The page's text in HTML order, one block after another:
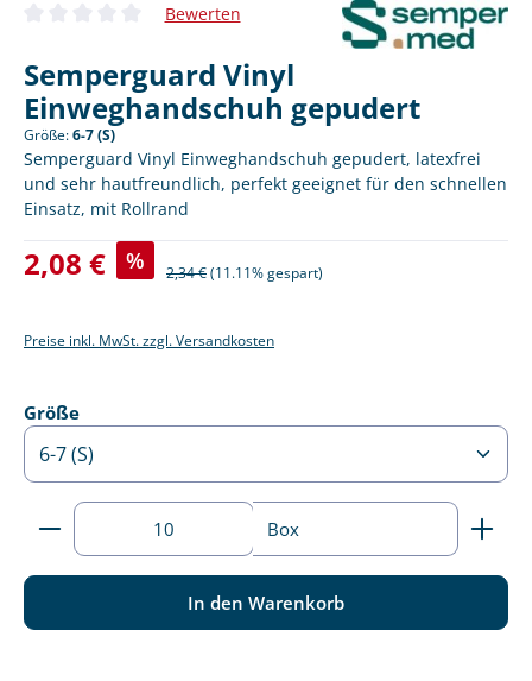
Durchschnittliche Bewertung von 0 von 5 Sternen
Bewerten
Semperguard Vinyl
Einweghandschuh gepudert
Größe:6-7 (S)
Semperguard Vinyl Einweghandschuh gepudert, latexfrei
und sehr hautfreundlich, perfekt geeignet für den schnellen
Einsatz, mit Rollrand
Verkaufspreis:
2,08 € % Regulärer Preis:
2,34 €(11.11% gespart)
Preise inkl. MwSt. zzgl. Versandkosten
Größeauswählen
Produkt Anzahl: Gib den gewünschten Wert ein
Box
In den Warenkorb